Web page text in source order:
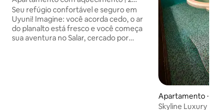
banheiros e Wi-Fi rápido
Seu refúgio confortável e seguro em
Uyuni! Imagine: você acorda cedo, o ar
do planalto está fresco e você começa
sua aventura no Salar, cercado por
Apartamento ⋅
erra
Skyline Luxury •